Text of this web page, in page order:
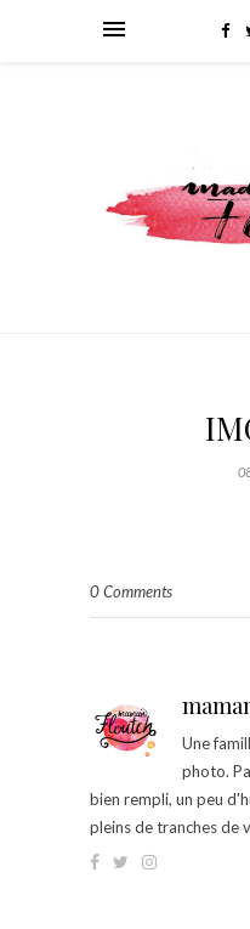
0 Comments
Une
photo.
bien rempli, un peu
pleins de tranches de